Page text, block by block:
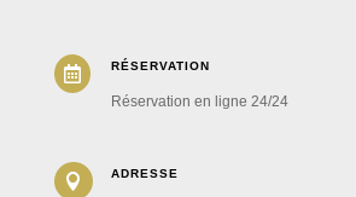
 RÉSERVATION
Réservation en ligne 24/24
 ADRESSE